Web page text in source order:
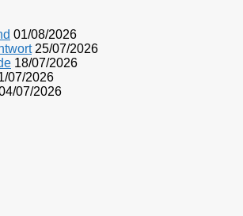
01/08/2026
25/07/2026
18/07/2026
07/2026
07/2026